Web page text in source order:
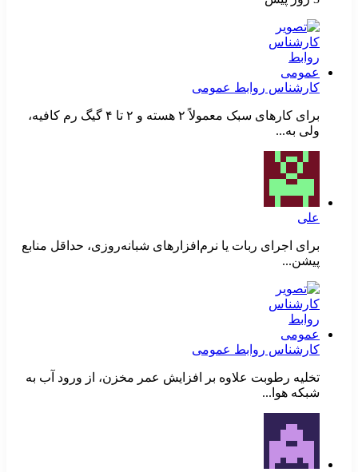
کارشناس روابط عمومی
برای کارهای سبک معمولاً ۲ هسته و ۲ تا ۴ گیگ رم کافیه،
ولی به...
علی
برای اجرای ربات یا نرم‌افزارهای شبانه‌روزی، حداقل منابع
پیشن...
کارشناس روابط عمومی
تخلیه رطوبت علاوه بر افزایش عمر مخزن، از ورود آب به
شبکه هوا...